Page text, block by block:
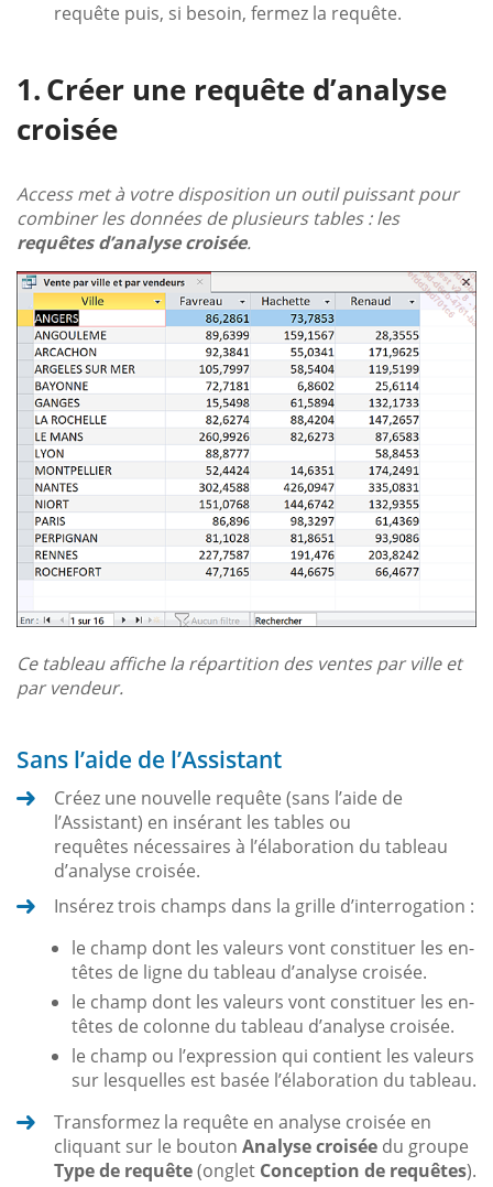
requête puis, si besoin, fermez la requête.
Créer une requête d’analyse
croisée
Access met à votre disposition un outil puissant pour
combiner les données de plusieurs tables : les
requêtes d’analyse croisée.
Ce tableau affiche la répartition des ventes par ville et
par vendeur.
Sans l’aide de l’Assistant
Créez une nouvelle requête (sans l’aide de
l’Assistant) en insérant les tables ou
requêtes nécessaires à l’élaboration du tableau
d’analyse croisée.
Insérez trois champs dans la grille d’interrogation :
le champ dont les valeurs vont constituer les en-
têtes de ligne du tableau d’analyse croisée.
le champ dont les valeurs vont constituer les en-
têtes de colonne du tableau d’analyse croisée.
le champ ou l’expression qui contient les valeurs
sur lesquelles est basée l’élaboration du tableau.
Transformez la requête en analyse croisée en
cliquant sur le bouton Analyse croisée du groupe
Type de requête(onglet Conception de requêtes).